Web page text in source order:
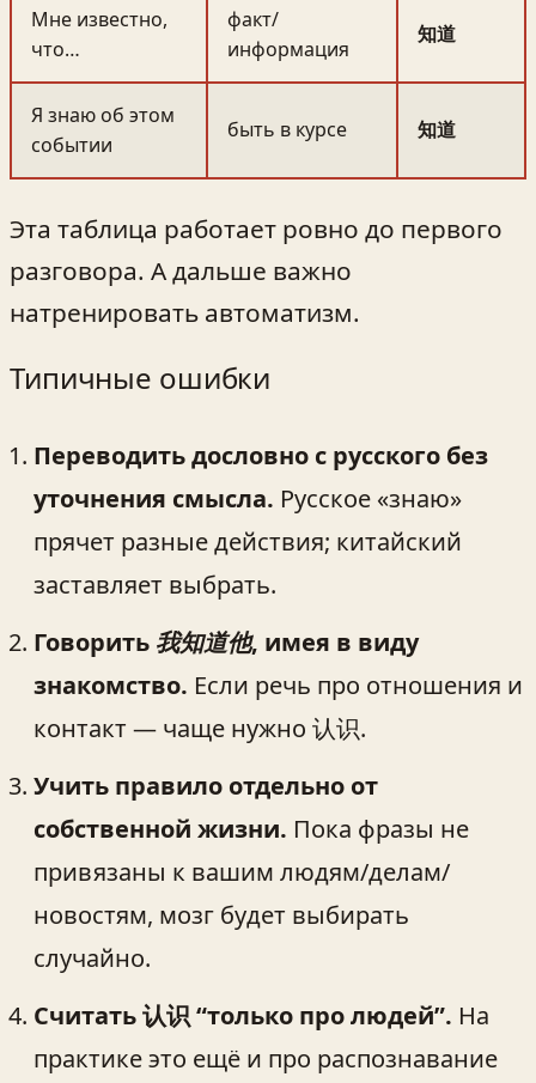
Мне известно,
что…
факт/
информация
知道
Я знаю об этом
событии
быть в курсе 知道
Эта таблица работает ровно до первого
разговора. А дальше важно
натренировать автоматизм.
Типичные ошибки
Переводить дословно с русского без
уточнения смысла. Русское «знаю»
прячет разные действия; китайский
заставляет выбрать.
Говорить 我知道他, имея в виду
знакомство. Если речь про отношения и
контакт — чаще нужно 认识.
Учить правило отдельно от
собственной жизни. Пока фразы не
привязаны к вашим людям/делам/
новостям, мозг будет выбирать
случайно.
Считать 认识 “только про людей”. На
практике это ещё и про распознавание